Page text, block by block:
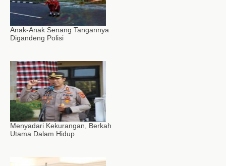
Anak-Anak Senang Tangannya
Digandeng Polisi
Menyadari Kekurangan, Berkah
Utama Dalam Hidup